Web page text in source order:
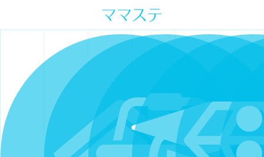
ママの才能発信します。 手づくり
表現ステージ ママステ スキル・セ
ンスを表現したいママが集まって
ます。